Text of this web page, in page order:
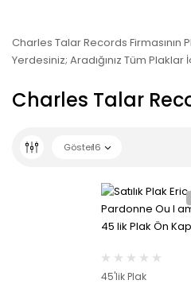
Charles Talar Records Firmasının
Yerdesiniz; Aradığınız Tüm
Charles Talar
Göster16
45'lik Plak